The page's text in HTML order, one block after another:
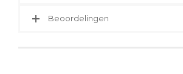
Beoordelingen